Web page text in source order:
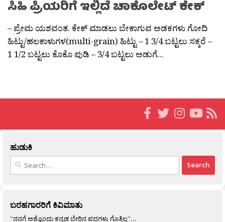
ಸಿಹಿ ಪ್ರಿಯರಿಗೆ ಇಲ್ಲಿದೆ ಚಾಕೊಲೇಟ್ ಕೇಕ್
– ಪ್ರೇಮ ಯಶವಂತ. ಕೇಕ್ ಮಾಡಲು ಬೇಕಾಗುವ ಅಡಕಗಳು ಗೋದಿ
ಹಿಟ್ಟು/ಹಲಕಾಳುಗಳ(multi-grain) ಹಿಟ್ಟು – 1 3/4 ಬಟ್ಟಲು ಸಕ್ಕರೆ –
1 1/2 ಬಟ್ಟಲು ಕೊಕೊ ಪುಡಿ – 3/4 ಬಟ್ಟಲು ಅಡುಗೆ...
ಹುಡುಕಿ
Search
ಬರಹಗಾರರಿಗೆ ಕಿವಿಮಾತು
“ನನಗೆ ಅಶ್ಟೊಂದು ಕನ್ನಡ ಬೇರಿನ ಪದಗಳು ಗೊತ್ತಿಲ್ಲ”…